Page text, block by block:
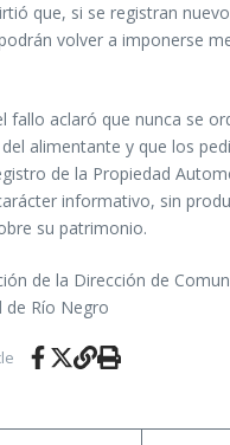
que, si se registran
volver a imponerse
fallo aclaró que nunca se
alimentante y que los
de la Propiedad
informativo, sin
su patrimonio.
de la Dirección de
de Río Negro